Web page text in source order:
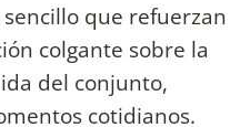
que refuerzan
colgante sobre la
del conjunto,
cotidianos.